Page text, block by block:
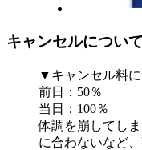
キャンセルについて
▼キャンセル料
前日：50％
当日：100％
体調を崩してし
に合わないなど